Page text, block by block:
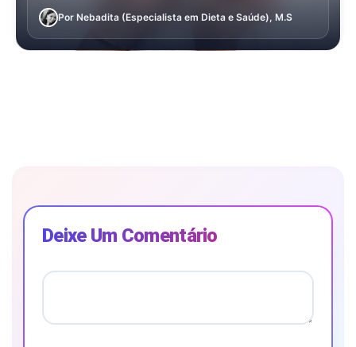
Por Nebadita (Especialista em Dieta e Saúde), M.S
Deixe Um Comentário